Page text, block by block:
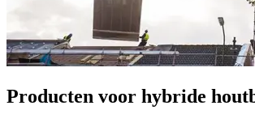
Producten voor hybride